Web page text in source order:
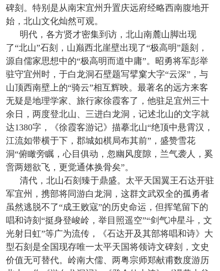
碑刻。特别是从南宋宜州升置庆远府经略西南腹地开
始，北山文化灿然可观。
明代，各方贤才密集到访，北山南麓山脚出现
了“北山”石刻，山巅西北崖壁出现了“极高明”题刻，
源自儒家思想中的“极高明而道中庸”。昭勇将军彭举
驻守宜州时，于白龙洞石壁题写擘窠大字“云深”，与
山顶西南壁上的“骑云”相互辉映。最著名的远方来客
无疑是地理学家、旅行家徐霞客了，他驻足宜州三十
余日，两度登北山、三进白龙洞，记述北山的文字就
达1380字，《徐霞客游记》描摹北山“绝顶中悬霄汉，
江流如带横于下，郡城如棋局布其前”，盛赞雪花
洞“俯瞰旁瞩，心目俱动，忽幽风度隙，兰气袭人，奚
啻两翅欲飞，更觉通体换骨矣”。
清代，北山石刻臻于鼎盛。太平天国翼王石达开驻
军宜州，携部将同游白龙洞，这群文武双全的孤勇者
虽然逃脱不了“成王败寇”的历史命运，但挥笔留下的
唱和诗刻“挺身登峻岭，举目照遥空”“剑气冲星斗，文
光射日虹”等广为流传，《石达开及其部将唱和诗》大
型石刻是全国现存唯一太平天国将领诗文碑刻，文史
价值无可替代。岭南大儒、两粤宗师郑献甫数度游历